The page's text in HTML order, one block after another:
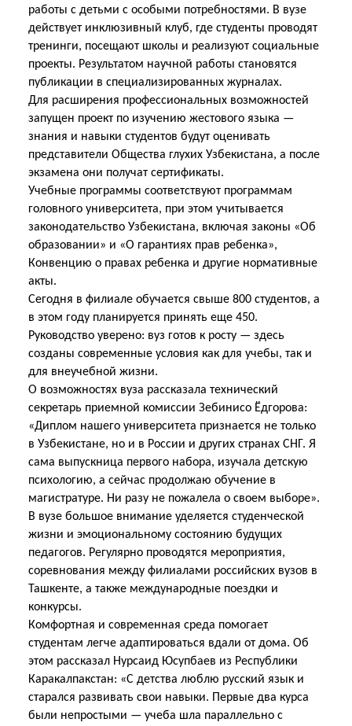
работы с детьми с особыми потребностями. В вузе
действует инклюзивный клуб, где студенты проводят
тренинги, посещают школы и реализуют социальные
проекты. Результатом научной работы становятся
публикации в специализированных журналах.
Для расширения профессиональных возможностей
запущен проект по изучению жестового языка —
знания и навыки студентов будут оценивать
представители Общества глухих Узбекистана, а после
экзамена они получат сертификаты.
Учебные программы соответствуют программам
головного университета, при этом учитывается
законодательство Узбекистана, включая законы «Об
образовании» и «О гарантиях прав ребенка»,
Конвенцию о правах ребенка и другие нормативные
акты.
Сегодня в филиале обучается свыше 800 студентов, а
в этом году планируется принять еще 450.
Руководство уверено: вуз готов к росту — здесь
созданы современные условия как для учебы, так и
для внеучебной жизни.
О возможностях вуза рассказала технический
секретарь приемной комиссии Зебинисо Ёдгорова:
«Диплом нашего университета признается не только
в Узбекистане, но и в России и других странах СНГ. Я
сама выпускница первого набора, изучала детскую
психологию, а сейчас продолжаю обучение в
магистратуре. Ни разу не пожалела о своем выборе».
В вузе большое внимание уделяется студенческой
жизни и эмоциональному состоянию будущих
педагогов. Регулярно проводятся мероприятия,
соревнования между филиалами российских вузов в
Ташкенте, а также международные поездки и
конкурсы.
Комфортная и современная среда помогает
студентам легче адаптироваться вдали от дома. Об
этом рассказал Нурсаид Юсупбаев из Республики
Каракалпакстан: «С детства люблю русский язык и
старался развивать свои навыки. Первые два курса
были непростыми — учеба шла параллельно с